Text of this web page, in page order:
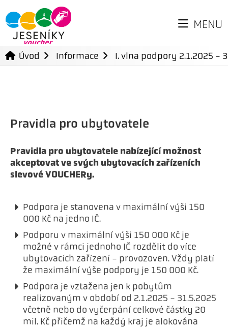
MENU
Úvod Informace I. vlna podpory 2.1.2025 -
Pravidla pro ubytovatele
Pravidla pro ubytovatele nabízející možnost
akceptovat ve svých ubytovacích zařízeních
slevové VOUCHERy.
Podpora je stanovena v maximální výši 150
000 Kč na jedno IČ.
Podporu v maximální výši 150 000 Kč je
možné v rámci jednoho IČ rozdělit do více
ubytovacích zařízení - provozoven. Vždy platí
že maximální výše podpory je 150 000 Kč.
Podpora je vztažena jen k pobytům
realizovaným v období od 2.1.2025 - 31.5.2025
včetně nebo do vyčerpání celkové částky 20
mil. Kč přičemž na každý kraj je alokována